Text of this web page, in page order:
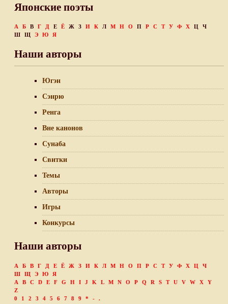
Японские поэты
А Б В Г Д Е Ё Ж З И К Л М Н О П Р С Т У Ф Х Ц
Ч
Ш
Щ Э Ю Я
Наши авторы
Югэн
Сэнрю
Ренга
Вне канонов
Сунаба
Свитки
Темы
Авторы
Игры
Конкурсы
Наши авторы
А Б В Г Д Е Ё Ж З И К Л М Н О П Р С Т У Ф Х Ц
Ч
Ш
Щ Э Ю
Я
A
B C D E F G H I J K L M N O P Q R S T U V W X
Y
Z
0
1 2 3 4 5 6 7 8 9 * - .